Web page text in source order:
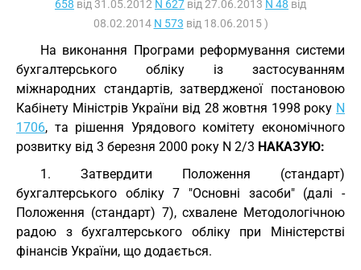
658 від 31.05.2012 N 627 від 27.06.2013 N 48 від
08.02.2014 N 573 від 18.06.2015 )
На виконання Програми реформування системи
бухгалтерського обліку із застосуванням
міжнародних стандартів, затвердженої постановою
Кабінету Міністрів України від 28 жовтня 1998 року N
1706, та рішення Урядового комітету економічного
розвитку від 3 березня 2000 року N 2/3 НАКАЗУЮ:
1. Затвердити Положення (стандарт)
бухгалтерського обліку 7 "Основні засоби" (далі -
Положення (стандарт) 7), схвалене Методологічною
радою з бухгалтерського обліку при Міністерстві
фінансів України, що додається.